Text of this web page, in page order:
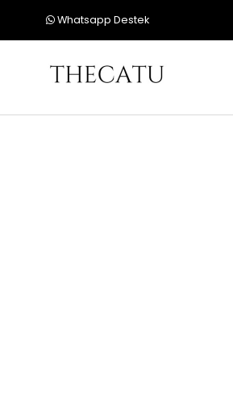
Whatsapp Destek